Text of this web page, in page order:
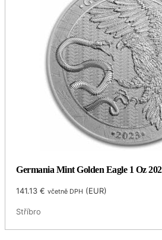
Germania Mint Golden Eagle 1 Oz
141.13€ včetně DPH (EUR)
Stříbro